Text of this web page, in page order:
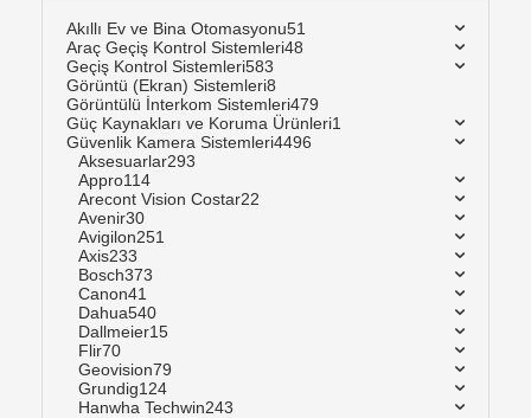
Akıllı Ev ve Bina Otomasyonu51
Araç Geçiş Kontrol Sistemleri48
Geçiş Kontrol Sistemleri583
Görüntü (Ekran) Sistemleri8
Görüntülü İnterkom Sistemleri479
Güç Kaynakları ve Koruma Ürünleri1
Güvenlik Kamera Sistemleri4496
Aksesuarlar293
Appro114
Arecont Vision Costar22
Avenir30
Avigilon251
Axis233
Bosch373
Canon41
Dahua540
Dallmeier15
Flir70
Geovision79
Grundig124
Hanwha Techwin243